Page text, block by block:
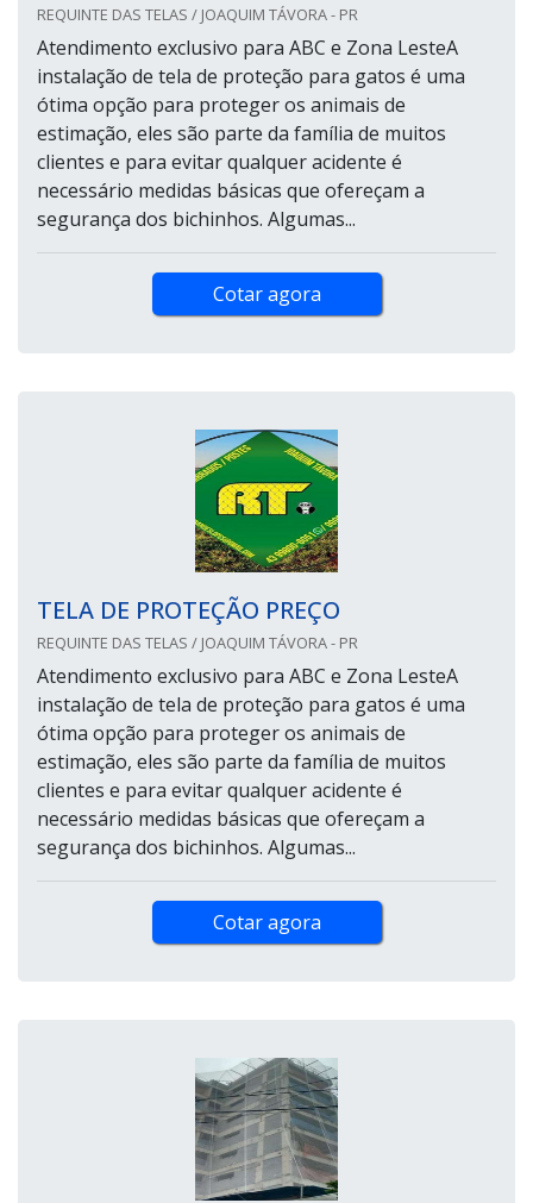
REQUINTE DAS TELAS / JOAQUIM TÁVORA - PR
Atendimento exclusivo para ABC e Zona LesteA
instalação de tela de proteção para gatos é uma
ótima opção para proteger os animais de
estimação, eles são parte da família de muitos
clientes e para evitar qualquer acidente é
necessário medidas básicas que ofereçam a
segurança dos bichinhos. Algumas...
Cotar agora
TELA DE PROTEÇÃO PREÇO
REQUINTE DAS TELAS / JOAQUIM TÁVORA - PR
Atendimento exclusivo para ABC e Zona LesteA
instalação de tela de proteção para gatos é uma
ótima opção para proteger os animais de
estimação, eles são parte da família de muitos
clientes e para evitar qualquer acidente é
necessário medidas básicas que ofereçam a
segurança dos bichinhos. Algumas...
Cotar agora